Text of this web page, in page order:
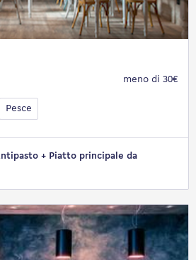
meno di 30€
Pesce
+ Piatto principale da